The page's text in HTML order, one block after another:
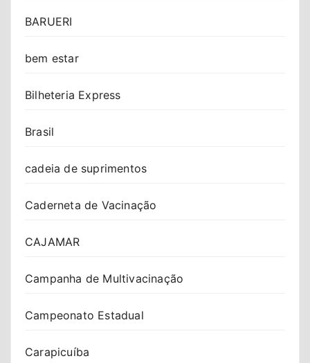
BARUERI
bem estar
Bilheteria Express
Brasil
cadeia de suprimentos
Caderneta de Vacinação
CAJAMAR
Campanha de Multivacinação
Campeonato Estadual
Carapicuíba